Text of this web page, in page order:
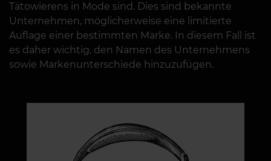
Tätowierens in Mode sind. Dies sind bekannte
Unternehmen, möglicherweise eine limitierte
Auflage einer bestimmten Marke. In diesem Fall ist
es daher wichtig, den Namen des Unternehmens
sowie Markenunterschiede hinzuzufügen.